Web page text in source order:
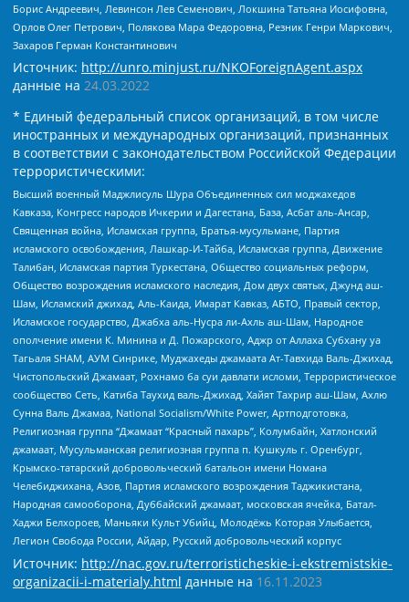
Борис Андреевич, Левинсон Лев Семенович, Локшина Татьяна Иосифовна,
Орлов Олег Петрович, Полякова Мара Федоровна, Резник Генри Маркович,
Захаров Герман Константинович
Источник: http://unro.minjust.ru/NKOForeignAgent.aspx
данные на 24.03.2022
* Единый федеральный список организаций, в том числе
иностранных и международных организаций, признанных
в соответствии с законодательством Российской Федерации
террористическими:
Высший военный Маджлисуль Шура Объединенных сил моджахедов
Кавказа, Конгресс народов Ичкерии и Дагестана, База, Асбат аль-Ансар,
Священная война, Исламская группа, Братья-мусульмане, Партия
исламского освобождения, Лашкар-И-Тайба, Исламская группа, Движение
Талибан, Исламская партия Туркестана, Общество социальных реформ,
Общество возрождения исламского наследия, Дом двух святых, Джунд аш-
Шам, Исламский джихад, Аль-Каида, Имарат Кавказ, АБТО, Правый сектор,
Исламское государство, Джабха аль-Нусра ли-Ахль аш-Шам, Народное
ополчение имени К. Минина и Д. Пожарского, Аджр от Аллаха Субхану уа
Тагьаля SHAM, АУМ Синрике, Муджахеды джамаата Ат-Тавхида Валь-Джихад,
Чистопольский Джамаат, Рохнамо ба суи давлати исломи, Террористическое
сообщество Сеть, Катиба Таухид валь-Джихад, Хайят Тахрир аш-Шам, Ахлю
Сунна Валь Джамаа, National Socialism/White Power, Артподготовка,
Религиозная группа “Джамаат “Красный пахарь”, Колумбайн, Хатлонский
джамаат, Мусульманская религиозная группа п. Кушкуль г. Оренбург,
Крымско-татарский добровольческий батальон имени Номана
Челебиджихана, Азов, Партия исламского возрождения Таджикистана,
Народная самооборона, Дуббайский джамаат, московская ячейка, Батал-
Хаджи Белхороев, Маньяки Культ Убийц, Молодёжь Которая Улыбается,
Легион Свобода России, Айдар, Русский добровольческий корпус
Источник: http://nac.gov.ru/terroristicheskie-i-ekstremistskie-
organizacii-i-materialy.html данные на 16.11.2023